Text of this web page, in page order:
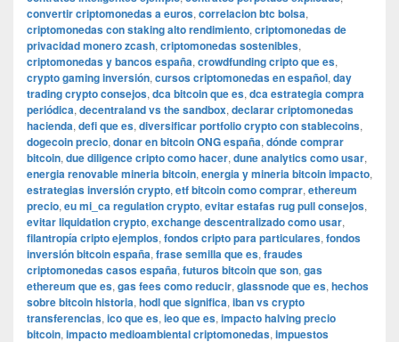
convertir criptomonedas a euros, correlacion btc bolsa,
criptomonedas con staking alto rendimiento, criptomonedas de
privacidad monero zcash, criptomonedas sostenibles,
criptomonedas y bancos españa, crowdfunding cripto que es,
crypto gaming inversión, cursos criptomonedas en español, day
trading crypto consejos, dca bitcoin que es, dca estrategia compra
periódica, decentraland vs the sandbox, declarar criptomonedas
hacienda, defi que es, diversificar portfolio crypto con stablecoins,
dogecoin precio, donar en bitcoin ONG españa, dónde comprar
bitcoin, due diligence cripto como hacer, dune analytics como usar,
energia renovable mineria bitcoin, energia y mineria bitcoin impacto,
estrategias inversión crypto, etf bitcoin como comprar, ethereum
precio, eu mi_ca regulation crypto, evitar estafas rug pull consejos,
evitar liquidation crypto, exchange descentralizado como usar,
filantropía cripto ejemplos, fondos cripto para particulares, fondos
inversión bitcoin españa, frase semilla que es, fraudes
criptomonedas casos españa, futuros bitcoin que son, gas
ethereum que es, gas fees como reducir, glassnode que es, hechos
sobre bitcoin historia, hodl que significa, iban vs crypto
transferencias, ico que es, ieo que es, impacto halving precio
bitcoin, impacto medioambiental criptomonedas, impuestos